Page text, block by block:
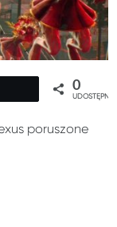
0
poruszone